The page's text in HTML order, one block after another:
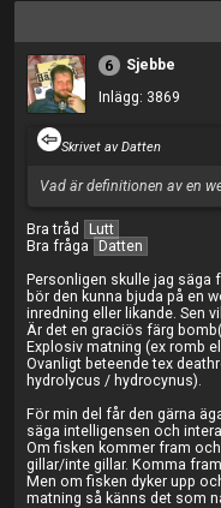
6
Sjebbe
Inlägg: 3869
Skrivet av Datten
Vad är definitionen av en
Bra tråd
Lutt
Bra fråga
Datten
Personligen skulle jag säga
bör den kunna bjuda på en
inredning eller likande. Sen
Är det en graciös färg
Explosiv matning (ex romb
Ovanligt beteende tex
hydrolycus / hydrocynus).
För min del får den gärna
säga intelligensen och
Om fisken kommer fram
gillar/inte gillar. Komma
Men om fisken dyker upp
matning så känns det som